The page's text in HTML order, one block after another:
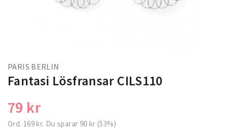
PARIS BERLIN
Fantasi Lösfransar CILS110
79 kr
Ord. 169 kr. Du sparar 90 kr (53%)